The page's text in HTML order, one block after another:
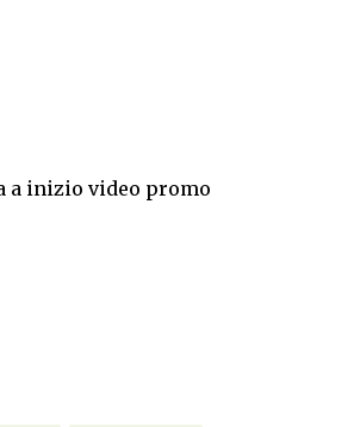
a inizio video promo